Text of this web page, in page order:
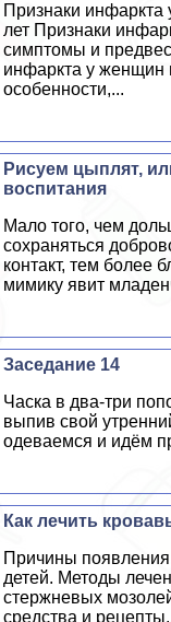
Признаки
лет Признаки
симптомы и
инфаркта у женщин
особенности,...
Рисуем цыплят,
воспитания
Мало того, чем
сохраняться
контакт, тем более
мимику явит
Заседание 14
Часка в два-три
выпив свой
одеваемся и идём
Как лечить
Причины
детей. Методы
стержневых
средства и